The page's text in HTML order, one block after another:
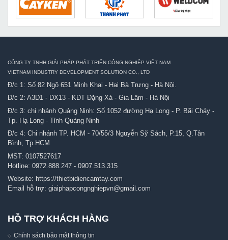
CÔNG TY TNHH GIẢI PHÁP PHÁT TRIỂN CÔNG NGHIỆP VIỆT NAM
VIETNAM INDUSTRY DEVELOPMENT SOLUTION CO., LTD
Đ/c 1: Số 82 Ngõ 651 Minh Khai - Hai Bà Trưng - Hà Nội.
Đ/c 2: A3D1 - DX13 - KĐT Đặng Xá - Gia Lâm - Hà Nội
Đ/c 3: chi nhánh Quảng Ninh: Số 1052 đường Hạ Long - P. Bãi Cháy -
Tp. Hạ Long - Tỉnh Quảng Ninh
Đ/c 4: Chi nhánh TP. HCM - 70/55/3 Nguyễn Sỹ Sách, P.15, Q.Tân
Bình, Tp.HCM
MST: 0107527617
Hotline: 0972.888.247 - 0907.513.315
Website: https://thietbidiencamtay.com
Email hỗ trợ: giaiphapcongnghiepvn@gmail.com
HỖ TRỢ KHÁCH HÀNG
Chính sách bảo mật thông tin